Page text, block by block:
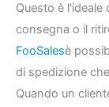
Questo è l'ideale
consegna o il
FooSalesè
di spedizione
Quando un